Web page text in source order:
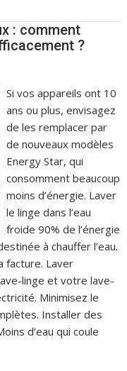
: comment
?
Si vos appareils ont 10
ans ou plus, envisagez
de les remplacer par
de nouveaux modèles
Energy Star, qui
consomment beaucoup
moins d’énergie. Laver
le linge dans l’eau
froide 90% de l’énergie
à chauffer l’eau.
facture. Laver
linge et votre lave-
Minimisez le
Installer des
d’eau qui coule